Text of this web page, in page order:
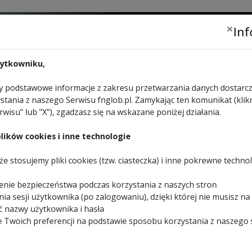
lub
URZĄDZENIA
WYBIERZ
KONTAKT
×
podstawowe informacje z zakresu przetwarzania danych
z naszego Serwisu fnglob.pl. Zamykając ten komunikat
lub "X"), zgadzasz się na wskazane poniżej działania.
cookies i inne technologie
stosujemy pliki cookies (tzw. ciasteczka) i inne pokrewne
bezpieczeństwa podczas korzystania z naszych stron
sesji użytkownika (po zalogowaniu), dzięki której nie musisz
nazwy użytkownika i hasła
Twoich preferencji na podstawie sposobu korzystania z naszego
taśmowa FEMI
TAŚMOWE >PRZECINARKA TAŚMOWA FEMI 785 XL